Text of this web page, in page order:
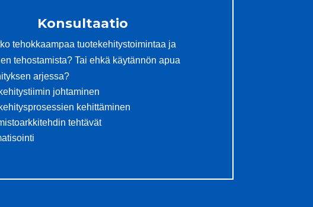
Konsultaatio
tehokkaampaa tuotekehitystoimintaa ja
tehostamista? Tai ehkä käytännön apua
arjessa?
johtaminen
kehittäminen
tehtävät